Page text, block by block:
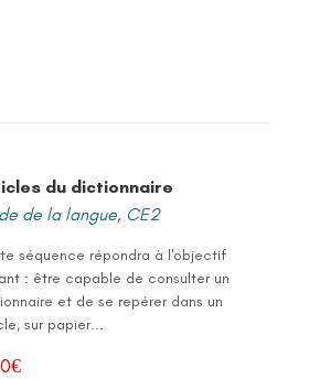
du dictionnaire
de la langue, CE2
séquence répondra à l'objectif
: être capable de consulter un
et de se repérer dans un
sur papier...
€